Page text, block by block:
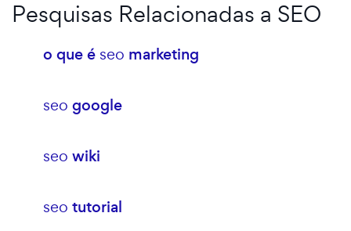
Pesquisas Relacionadas a SEO
o que é seo marketing
seo google
seo wiki
seo tutorial